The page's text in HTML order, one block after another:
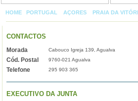
HOME PORTUGAL AÇORES PRAIA DA
CONTACTOS
Morada Cabouco Igreja 139, Agualva
Cód. Postal 9760-021 Agualva
Telefone 295 903 365
EXECUTIVO DA JUNTA